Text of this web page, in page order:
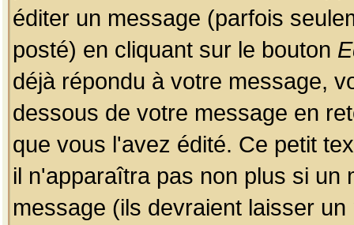
éditer un message (parfois
posté) en cliquant sur le bouton
déjà répondu à votre message,
dessous de votre message en
que vous l'avez édité. Ce petit
il n'apparaîtra pas non plus si un
message (ils devraient laisser